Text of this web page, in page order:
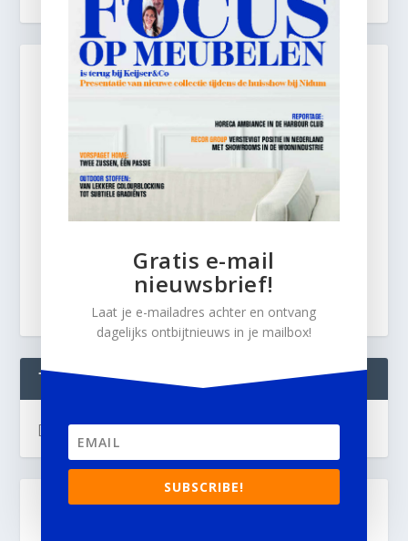
TWEETS
[custom-twitter-feeds]
Gratis e-mail
nieuwsbrief!
Laat je e-mailadres achter en ontvang
dagelijks ontbijtnieuws in je mailbox!
SUBSCRIBE!